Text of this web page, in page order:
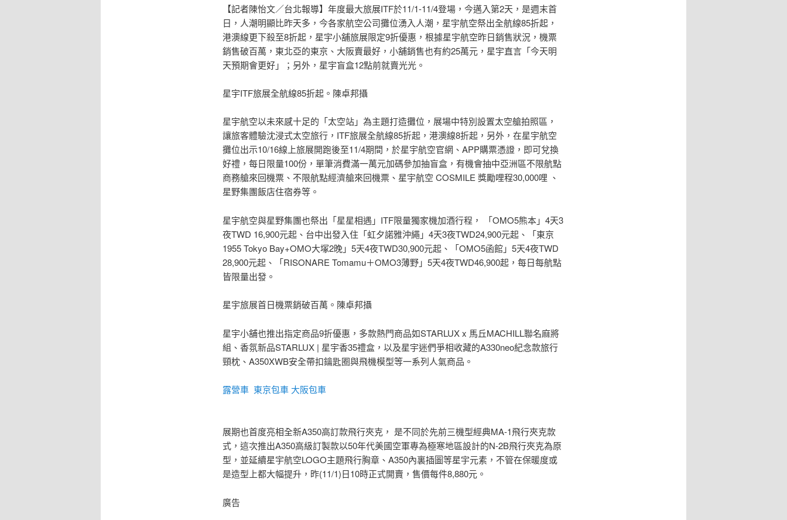
【記者陳怡文／台北報導】年度最大旅展ITF於11/1-11/4登場，今邁入第2天，是週末首
日，人潮明顯比昨天多，今各家航空公司攤位湧入人潮，星宇航空祭出全航線85折起，
港澳線更下殺至8折起，星宇小舖旅展限定9折優惠，根據星宇航空昨日銷售狀況，機票
銷售破百萬，東北亞的東京、大阪賣最好，小舖銷售也有約25萬元，星宇直言「今天明
天預期會更好」；另外，星宇盲盒12點前就賣光光。
星宇ITF旅展全航線85折起。陳卓邦攝
星宇航空以未來感十足的「太空站」為主題打造攤位，展場中特別設置太空艙拍照區，
讓旅客體驗沈浸式太空旅行，ITF旅展全航線85折起，港澳線8折起，另外，在星宇航空
攤位出示10/16線上旅展開跑後至11/4期間，於星宇航空官網、APP購票憑證，即可兌換
好禮，每日限量100份，單筆消費滿一萬元加碼參加抽盲盒，有機會抽中亞洲區不限航點
商務艙來回機票、不限航點經濟艙來回機票、星宇航空 COSMILE 獎勵哩程30,000哩 、
星野集團飯店住宿券等。
星宇航空與星野集團也祭出「星星相遇」ITF限量獨家機加酒行程， 「OMO5熊本」4天3
夜TWD 16,900元起、台中出發入住「虹夕諾雅沖繩」4天3夜TWD24,900元起、「東京
1955 Tokyo Bay+OMO大塚2晚」5天4夜TWD30,900元起、「OMO5函館」5天4夜TWD
28,900元起、「RISONARE Tomamu＋OMO3薄野」5天4夜TWD46,900起，每日每航點
皆限量出發。
星宇旅展首日機票銷破百萬。陳卓邦攝
星宇小舖也推出指定商品9折優惠，多款熱門商品如STARLUX x 馬丘MACHILL聯名麻將
組、香氛新品STARLUX | 星宇香35禮盒，以及星宇迷們爭相收藏的A330neo紀念款旅行
頸枕、A350XWB安全帶扣鑰匙圈與飛機模型等一系列人氣商品。
露營車 東京包車 大阪包車
展期也首度亮相全新A350高訂款飛行夾克， 是不同於先前三機型經典MA-1飛行夾克款
式，這次推出A350高級訂製款以50年代美國空軍專為極寒地區設計的N-2B飛行夾克為原
型，並延續星宇航空LOGO主題飛行胸章、A350內裏插圖等星宇元素，不管在保暖度或
是造型上都大幅提升，昨(11/1)日10時正式開賣，售價每件8,880元。
廣告